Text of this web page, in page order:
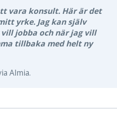
vara konsult. Här är det
yrke. Jag kan själv
jobba och när jag vill
tillbaka med helt ny
Almia.